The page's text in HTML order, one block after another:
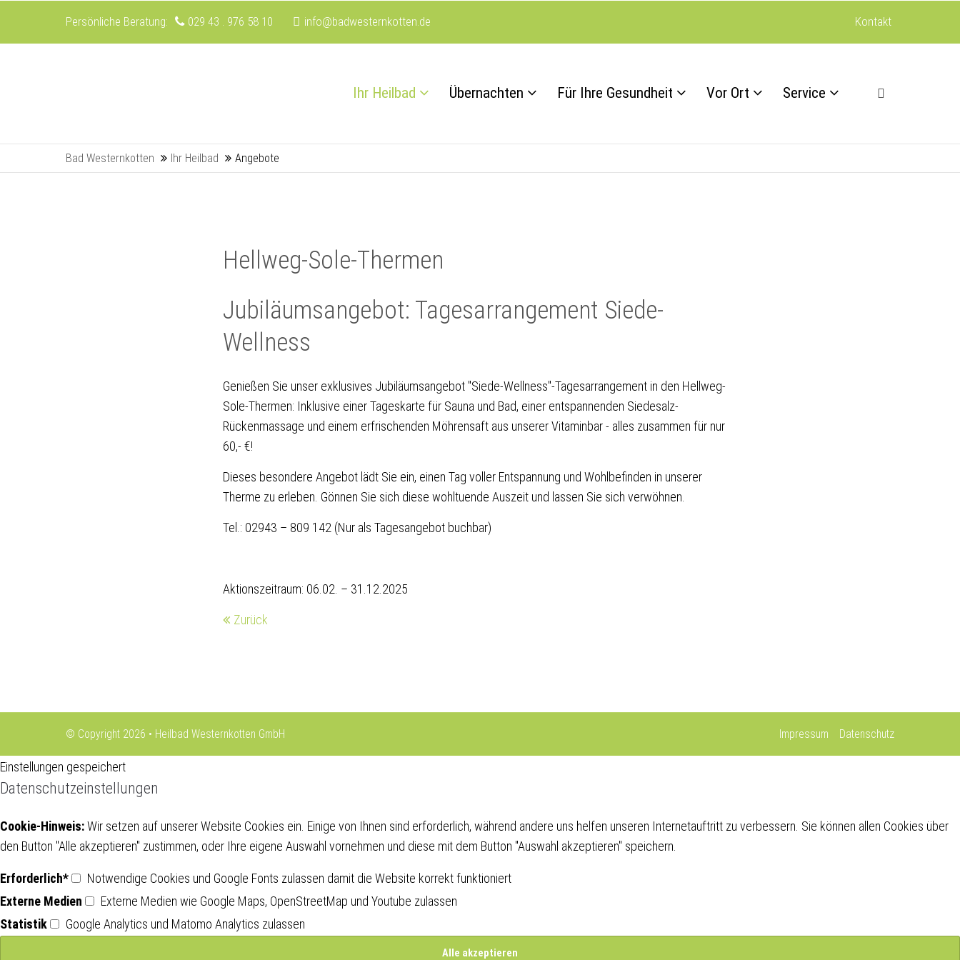
Persönliche Beratung: 029 43 . 976 58 10 info@badwesternkotten.de Kontakt
Ihr Heilbad Übernachten Für Ihre Gesundheit Vor Ort Service
Bad Westernkotten Ihr Heilbad Angebote
Hellweg-Sole-Thermen
Jubiläumsangebot: Tagesarrangement Siede-
Wellness
Genießen Sie unser exklusives Jubiläumsangebot "Siede-Wellness"-Tagesarrangement in den Hellweg-
Sole-Thermen: Inklusive einer Tageskarte für Sauna und Bad, einer entspannenden Siedesalz-
Rückenmassage und einem erfrischenden Möhrensaft aus unserer Vitaminbar - alles zusammen für nur
60,- €!
Dieses besondere Angebot lädt Sie ein, einen Tag voller Entspannung und Wohlbefinden in unserer
Therme zu erleben. Gönnen Sie sich diese wohltuende Auszeit und lassen Sie sich verwöhnen.
Tel.: 02943 – 809 142 (Nur als Tagesangebot buchbar)
Aktionszeitraum: 06.02. – 31.12.2025
Zurück
© Copyright 2026 • Heilbad Westernkotten GmbH Impressum Datenschutz
Einstellungen gespeichert
Datenschutzeinstellungen
Cookie-Hinweis:Wir setzen auf unserer Website Cookies ein. Einige von Ihnen sind erforderlich, während andere uns helfen unseren Internetauftritt zu verbessern. Sie können allen Cookies über
den Button "Alle akzeptieren" zustimmen, oder Ihre eigene Auswahl vornehmen und diese mit dem Button "Auswahl akzeptieren" speichern.
Erforderlich*
Notwendige Cookies und Google Fonts zulassen damit die Website korrekt funktioniert
Externe Medien
Externe Medien wie Google Maps, OpenStreetMap und Youtube zulassen
Statistik
Google Analytics und Matomo Analytics zulassen